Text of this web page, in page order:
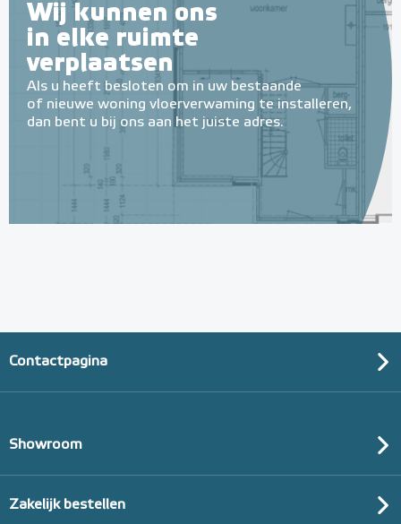
Geïsoleerde Noppenplaten
€ 148,00
Wij kunnen ons
in elke ruimte
verplaatsen
Als u heeft besloten om in uw bestaande
of nieuwe woning vloerverwaming te installeren,
dan bent u bij ons aan het juiste adres.
Contactpagina
Showroom
Zakelijk bestellen